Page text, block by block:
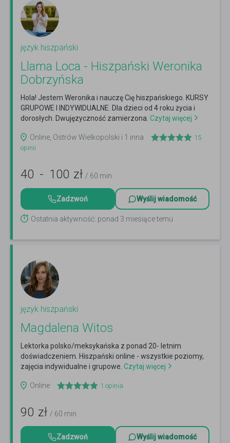
język hiszpański
Llama Loca - Hiszpański Weronika
Dobrzyńska
Hola! Jestem Weronika i nauczę Cię hiszpańskiego. KURSY
GRUPOWE I INDYWIDUALNE. Dla dzieci od 4 roku życia i
dorosłych. Dwujęzyczność zamierzona. Czytaj więcej
Online, Ostrów Wielkopolski i 1 inna
15
opinii
40 - 100 zł / 60 min
Zadzwoń Wyślij wiadomość
Ostatnia aktywność: ponad 3 miesiące temu
język hiszpański
Magdalena Witos
Lektorka polsko/meksykańska z ponad 20- letnim
doświadczeniem. Hiszpański online - wszystkie poziomy,
zajęcia indywidualne i grupowe. Czytaj więcej
Online 1 opinia
90 zł / 60 min
Zadzwoń Wyślij wiadomość